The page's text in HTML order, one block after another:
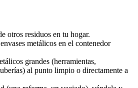
otros residuos en tu hogar.
metálicos en el contenedor
grandes (herramientas,
al punto limpio o directamente a